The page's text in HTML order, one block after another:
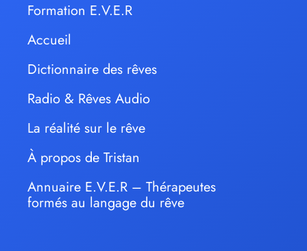
Formation E.V.E.R
Accueil
Dictionnaire des rêves
Radio & Rêves Audio
La réalité sur le rêve
À propos de Tristan
Annuaire E.V.E.R – Thérapeutes
formés au langage du rêve